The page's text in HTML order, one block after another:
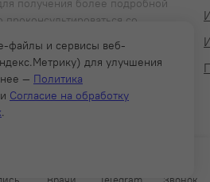
файлы и сервисы веб-
для улучшения
— Политика
и Согласие на обработку
.
получения более подробной
со